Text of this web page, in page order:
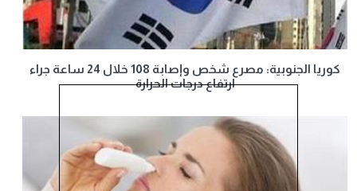
كوريا الجنوبية: مصرع شخص وإصابة 108 خلال 24 ساعة جراء
ارتفاع درجات الحرارة